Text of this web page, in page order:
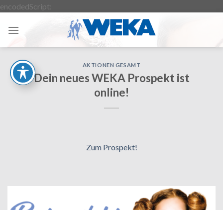
encodedScript:
springen
AKTIONEN GESAMT
Dein neues WEKA Prospekt ist
online!
Zum Prospekt!